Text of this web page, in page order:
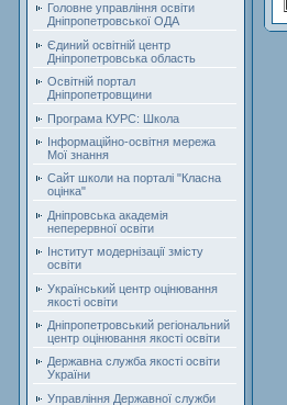
Головне управління освіти
Дніпропетровської ОДА
Єдиний освітній центр
Дніпропетровська область
Освітній портал
Дніпропетровщини
Програма КУРС: Школа
Інформаційно-освітня мережа
Мої знання
Сайт школи на порталі "Класна
оцінка"
Дніпровська академія
неперервної освіти
Інститут модернізації змісту
освіти
Український центр оцінювання
якості освіти
Дніпропетровський регіональний
центр оцінювання якості освіти
Державна служба якості освіти
України
Управління Державної служби